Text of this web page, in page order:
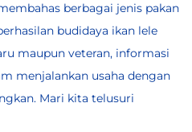
berbagai jenis pakan
budidaya ikan lele
maupun veteran, informasi
menjalankan usaha dengan
Mari kita telusuri